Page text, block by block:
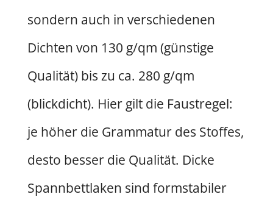
sondern auch in verschiedenen
Dichten von 130 g/qm (günstige
Qualität) bis zu ca. 280 g/qm
(blickdicht). Hier gilt die Faustregel:
je höher die Grammatur des Stoffes,
desto besser die Qualität. Dicke
Spannbettlaken sind formstabiler